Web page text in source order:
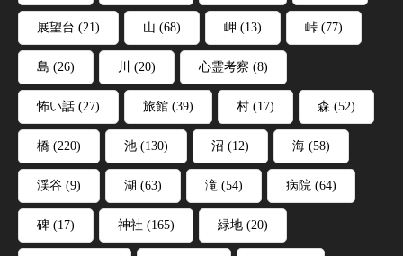
展望台 (21) 山 (68) 岬 (13) 峠 (77)
島 (26) 川 (20) 心霊考察 (8)
怖い話 (27) 旅館 (39) 村 (17) 森 (52)
橋 (220) 池 (130) 沼 (12) 海 (58)
渓谷 (9) 湖 (63) 滝 (54) 病院 (64)
碑 (17) 神社 (165) 緑地 (20)